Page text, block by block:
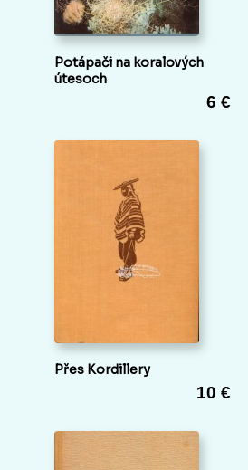
Potápači na koralových
útesoch
6 €
Přes Kordillery
10 €